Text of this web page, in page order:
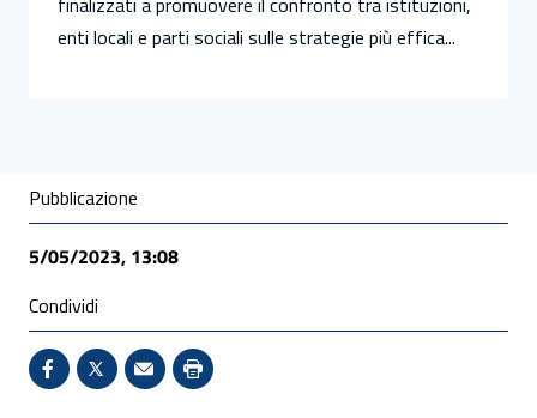
enti locali e parti sociali sulle strategie più effica...
Condivisione social
Pubblicazione
5/05/2023, 13:08
Condividi
Condividi su Facebook - Sito esterno - Apertura in
X - Sito esterno - Apertura in nuova finestra
Invio Mail: apre il programma di posta
Stampa pagina: scelta meno